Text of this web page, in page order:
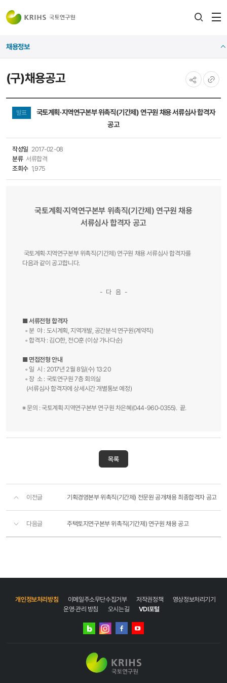
(구)채용공고
채용정보
복사
발표
국토계획·지역연구본부 위촉직(기간제) 연구원 채용 서류심사 합격자
공고
작성일 2017-02-08
분류 서류합격
조회수 1,975
국토계획·지역연구본부 위촉직(기간제) 연구원 채용
서류심사 합격자 공고
국토계획·지역연구본부 위촉직(기간제) 연구원 채용 서류심사 합격자를
다음과 같이 공고합니다.
- 다 음 -
■ 서류전형 합격자
◦ 분 야 : 도시계획, 지역개발, 공간분석 연구원(계약직)
◦ 합격자 : 김○한, 전○훈 (이상 가나다순)
■ 면접전형 안내
◦ 일 시 : 2017년 2월 8일(수) 13:20
◦ 장 소 : 국토연구원 7층 회의실
(서류심사 합격자에 상세시간 개별통보 예정)
※ 문의 : 국토계획·지역연구본부 연구원 차은혜(044-960-0355). 끝.​
목록
이전글 기획경영본부 위촉직(기간제) 전문원 공개채용 최종합격자 공고
다음글 주택토지연구본부 위촉직(기간제) 연구원 채용 공고
개인정보처리방침 이메일주소무단수집거부 저작권정책
영상정보처리기기
운영·관리 방침
오시는길 VDI포털
네이버
인스타그램